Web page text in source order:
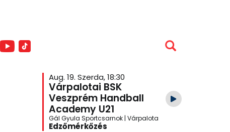
Aug. 19. Szerda, 18:30
Várpalotai BSK
Veszprém Handball
Academy U21
Gál Gyula Sportcsarnok | Várpalota
Edzőmérkőzés